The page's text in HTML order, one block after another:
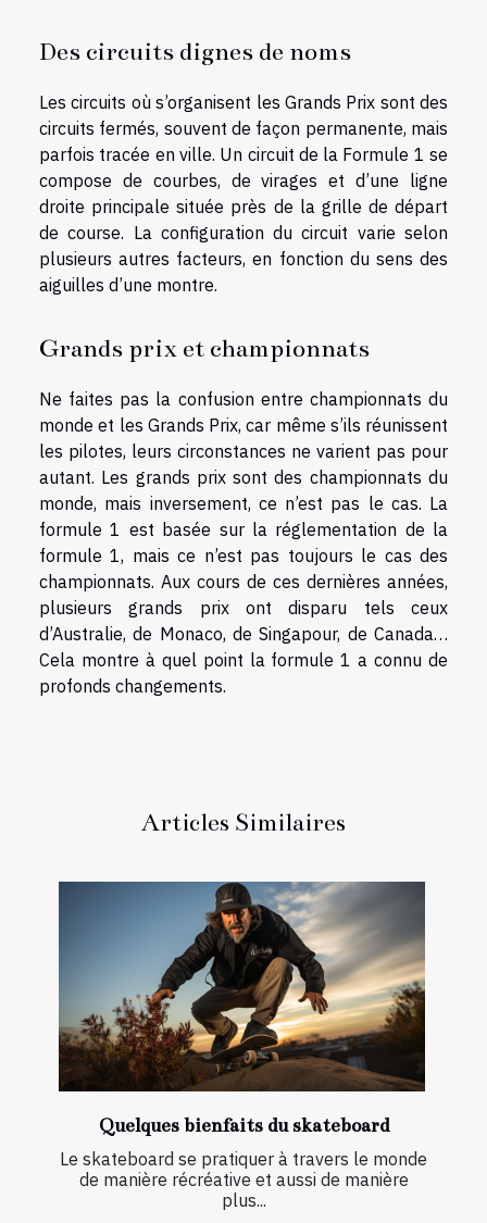
Des circuits dignes de noms
Les circuits où s’organisent les Grands Prix sont des
circuits fermés, souvent de façon permanente, mais
parfois tracée en ville. Un circuit de la Formule 1 se
compose de courbes, de virages et d’une ligne
droite principale située près de la grille de départ
de course. La configuration du circuit varie selon
plusieurs autres facteurs, en fonction du sens des
aiguilles d’une montre.
Grands prix et championnats
Ne faites pas la confusion entre championnats du
monde et les Grands Prix, car même s’ils réunissent
les pilotes, leurs circonstances ne varient pas pour
autant. Les grands prix sont des championnats du
monde, mais inversement, ce n’est pas le cas. La
formule 1 est basée sur la réglementation de la
formule 1, mais ce n’est pas toujours le cas des
championnats. Aux cours de ces dernières années,
plusieurs grands prix ont disparu tels ceux
d’Australie, de Monaco, de Singapour, de Canada…
Cela montre à quel point la formule 1 a connu de
profonds changements.
Articles Similaires
Quelques bienfaits du skateboard
Le skateboard se pratiquer à travers le monde
de manière récréative et aussi de manière
plus...